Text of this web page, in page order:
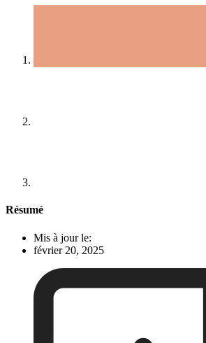
Résumé
Mis à jour le:
février 20, 2025